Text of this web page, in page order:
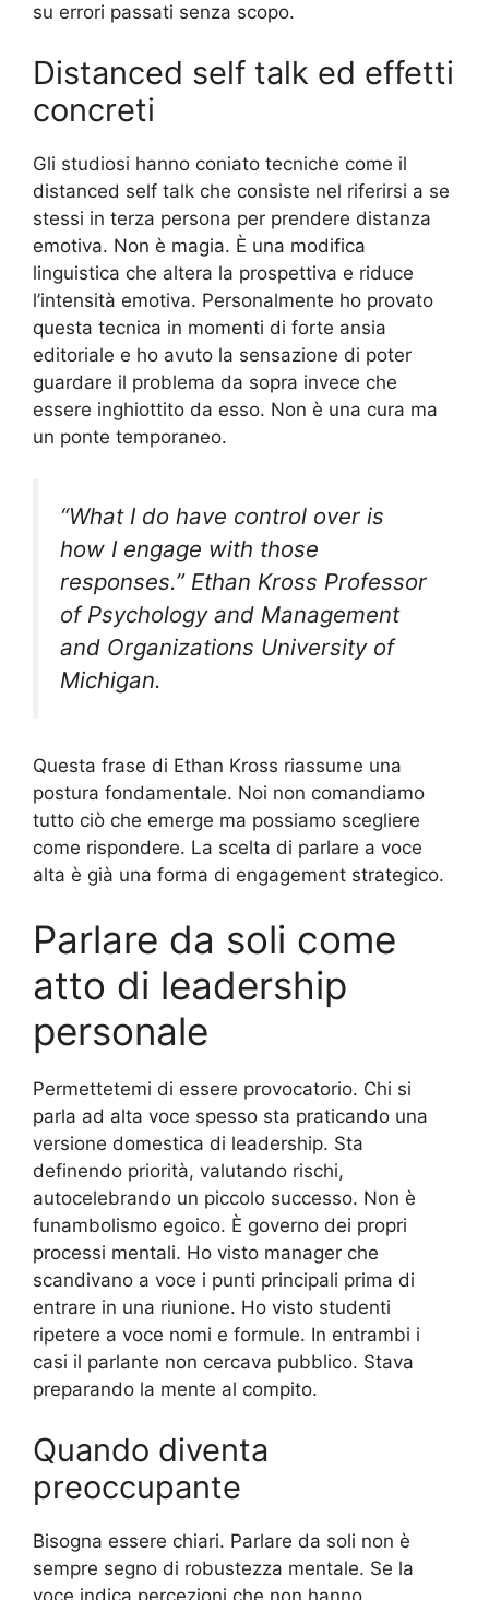
su errori passati senza scopo.
Distanced self talk ed effetti
concreti
Gli studiosi hanno coniato tecniche come il
distanced self talk che consiste nel riferirsi a se
stessi in terza persona per prendere distanza
emotiva. Non è magia. È una modifica
linguistica che altera la prospettiva e riduce
l’intensità emotiva. Personalmente ho provato
questa tecnica in momenti di forte ansia
editoriale e ho avuto la sensazione di poter
guardare il problema da sopra invece che
essere inghiottito da esso. Non è una cura ma
un ponte temporaneo.
“What I do have control over is
how I engage with those
responses.” Ethan Kross Professor
of Psychology and Management
and Organizations University of
Michigan.
Questa frase di Ethan Kross riassume una
postura fondamentale. Noi non comandiamo
tutto ciò che emerge ma possiamo scegliere
come rispondere. La scelta di parlare a voce
alta è già una forma di engagement strategico.
Parlare da soli come
atto di leadership
personale
Permettetemi di essere provocatorio. Chi si
parla ad alta voce spesso sta praticando una
versione domestica di leadership. Sta
definendo priorità, valutando rischi,
autocelebrando un piccolo successo. Non è
funambolismo egoico. È governo dei propri
processi mentali. Ho visto manager che
scandivano a voce i punti principali prima di
entrare in una riunione. Ho visto studenti
ripetere a voce nomi e formule. In entrambi i
casi il parlante non cercava pubblico. Stava
preparando la mente al compito.
Quando diventa
preoccupante
Bisogna essere chiari. Parlare da soli non è
sempre segno di robustezza mentale. Se la
voce indica percezioni che non hanno